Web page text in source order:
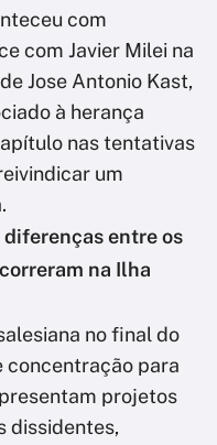
com
com Javier Milei na
Jose Antonio Kast,
à herança
nas tentativas
um
diferenças entre os
na Ilha
no final do
concentração para
projetos
dissidentes,